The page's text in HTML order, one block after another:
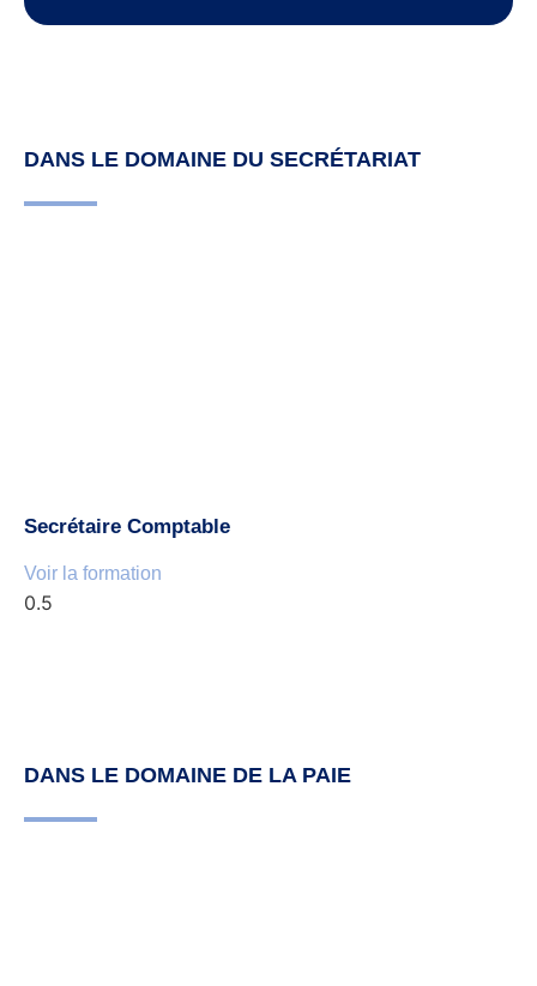
DANS LE DOMAINE DU SECRÉTARIAT
Secrétaire Comptable
Voir la formation
DANS LE DOMAINE DE LA PAIE